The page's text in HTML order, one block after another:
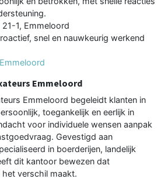
21-1, Emmeloord
snel en nauwkeurig werkend
Emmeloord
Emmeloord begeleidt klanten in
toegankelijk en eerlijk in
voor individuele wensen aanpak
Gevestigd aan
in boerderijen, landelijk
dit kantoor bewezen dat
verschil maakt.